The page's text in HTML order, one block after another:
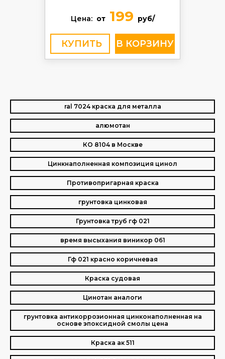
Цена: от199 руб/
КУПИТЬ
ral 7024 краска для металла
алюмотан
КО 8104 в Москве
Цинкнаполненная композиция цинол
Противопригарная краска
грунтовка цинковая
Грунтовка труб гф 021
время высыхания виникор 061
Гф 021 красно коричневая
Краска судовая
Цинотан аналоги
грунтовка антикоррозионная цинконаполненная на
основе эпоксидной смолы цена
Краска ак 511